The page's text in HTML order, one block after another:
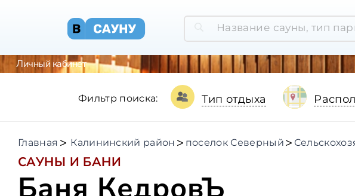
Личный кабинет
Фильтр поиска: Тип отдыха
Главная Калининский район поселок Северный
САУНЫ И БАНИ